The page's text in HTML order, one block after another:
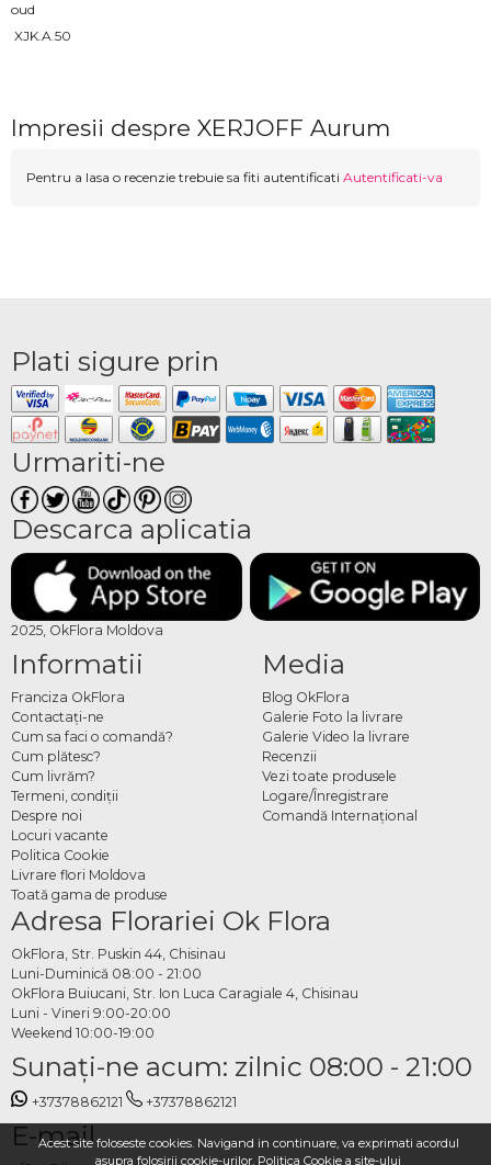
Acest site foloseste cookies. Navigand in continuare, va exprimati acordul
asupra folosirii cookie-urilor. Politica Cookie a site-ului
oud
XJK.A.50
Impresii despre XERJOFF Aurum
Pentru a lasa o recenzie trebuie sa fiti autentificati Autentificati-va
Plati sigure prin
Urmariti-ne
Descarca aplicatia
2025, OkFlora Moldova
Informatii
Franciza OkFlora
Contactaţi-ne
Cum sa faci o comandă?
Cum plătesc?
Cum livrăm?
Termeni, condiţii
Despre noi
Locuri vacante
Politica Cookie
Livrare flori Moldova
Toată gama de produse
Media
Blog OkFlora
Galerie Foto la livrare
Galerie Video la livrare
Recenzii
Vezi toate produsele
Logare/Înregistrare
Comandă Internațional
Adresa Florariei Ok Flora
OkFlora, Str. Puskin 44, Chisinau
Luni-Duminică 08:00 - 21:00
OkFlora Buiucani, Str. Ion Luca Caragiale 4, Chisinau
Luni - Vineri 9:00-20:00
Weekend 10:00-19:00
Sunaţi-ne acum: zilnic 08:00 - 21:00
+37378862121 +37378862121
E-mail